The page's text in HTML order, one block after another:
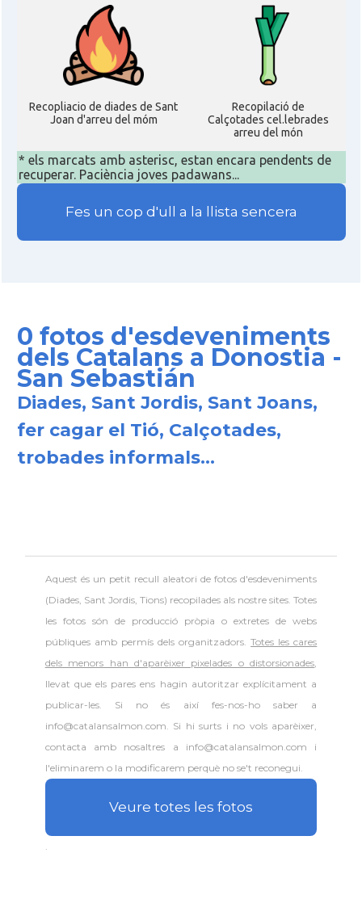
Recopliacio de diades de Sant
Joan d'arreu del móm
Recopilació de
Calçotades cel.lebrades
arreu del món
* els marcats amb asterisc, estan encara pendents de
recuperar. Paciència joves padawans...
Fes un cop d'ull a la llista sencera
0 fotos d'esdeveniments
dels Catalans a Donostia -
San Sebastián
Diades, Sant Jordis, Sant Joans,
fer cagar el Tió, Calçotades,
trobades informals...
Aquest és un petit recull aleatori defotos d'esdeveniments
(Diades, Sant Jordis, Tions) recopilades als nostre sites. Totes
les fotos són de producció pròpia o extretes de webs
públiques amb permís dels organitzadors.Totes les cares
dels menors han d'aparèixer pixelades o distorsionades,
llevat que els pares ens hagin autoritzar explícitament a
publicar-les. Si no és així fes-nos-ho saber a
info@catalansalmon.com. Si hi surts i no vols aparèixer,
contacta amb nosaltres a info@catalansalmon.com i
l'eliminarem o la modificarem perquè no se't reconegui.
Veure totes les fotos